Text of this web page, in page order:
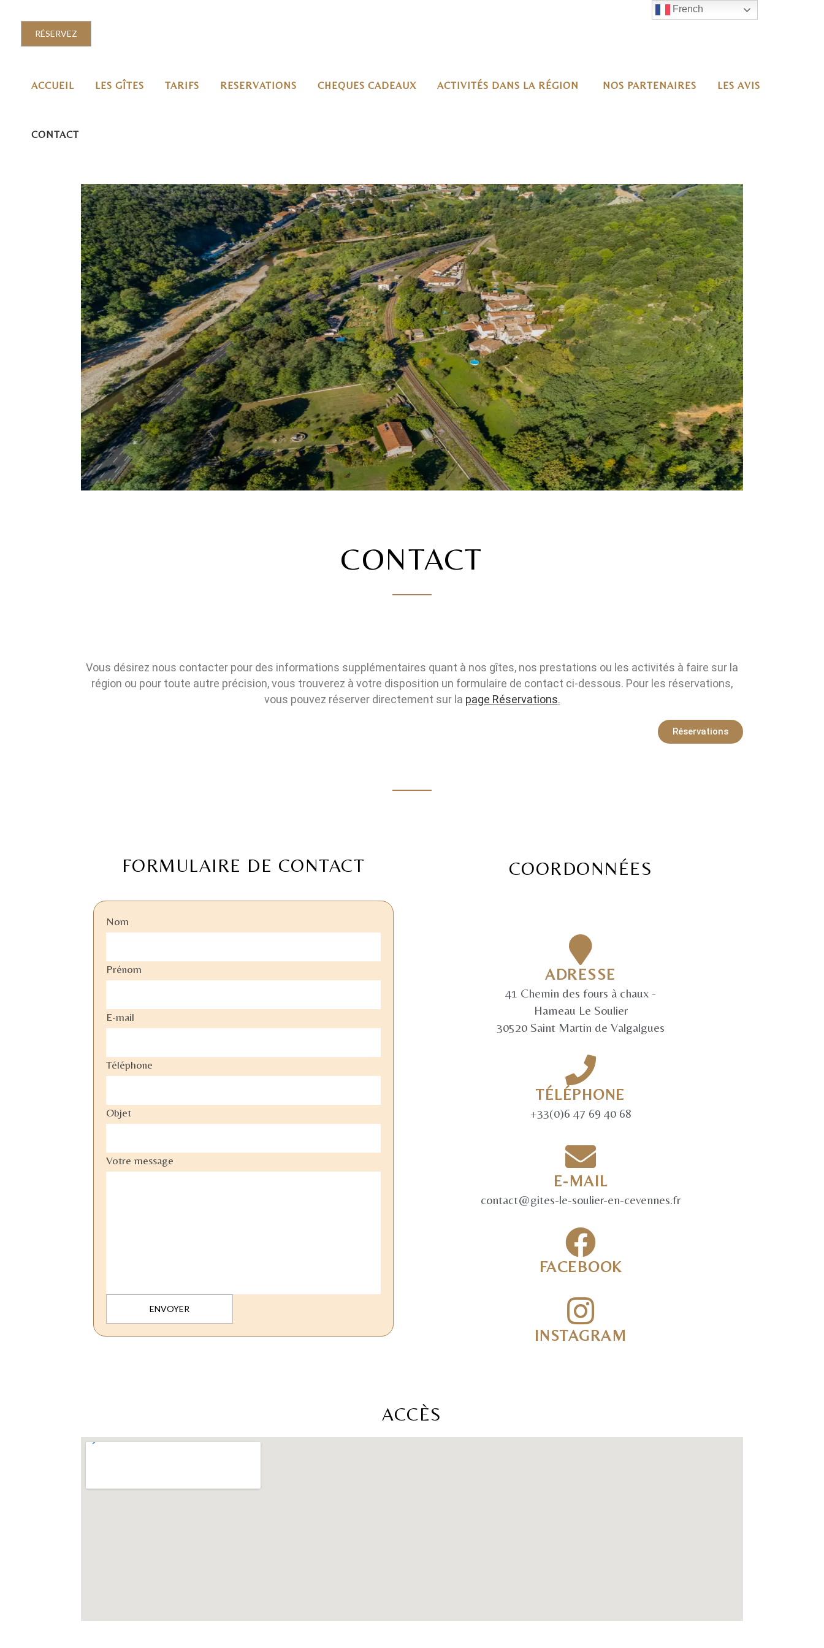
RÉSERVEZ
ACCUEIL LES GÎTES TARIFS RESERVATIONS CHEQUES CADEAUX ACTIVITÉS DANS LA RÉGION NOS PARTENAIRES LES AVIS
CONTACT
CONTACT
Vous désirez nous contacter pour des informations supplémentaires quant à nos gîtes, nos prestations ou les activités à faire sur la
région ou pour toute autre précision, vous trouverez à votre disposition un formulaire de contact ci-dessous. Pour les réservations,
vous pouvez réserver directement sur la page Réservations.
Réservations
FORMULAIRE DE CONTACT
Nom
Prénom
E-mail
Téléphone
Objet
Votre message
COORDONNÉES
ADRESSE
41 Chemin des fours à chaux -
Hameau Le Soulier
30520 Saint Martin de Valgalgues
TÉLÉPHONE
+33(0)6 47 69 40 68
E-MAIL
contact@gites-le-soulier-en-cevennes.fr
FACEBOOK
INSTAGRAM
ACCÈS
French